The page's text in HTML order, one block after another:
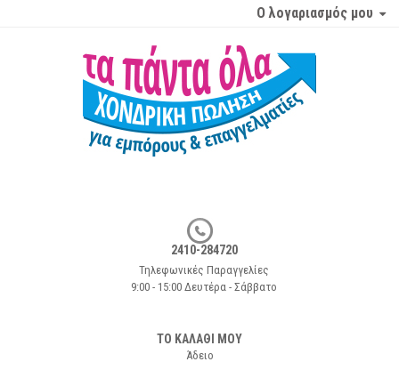
Ο λογαριασμός μου
2410-284720
Τηλεφωνικές Παραγγελίες
9:00 - 15:00 Δευτέρα - Σάββατο
ΤΟ ΚΑΛΑΘΙ ΜΟΥ
Άδειο